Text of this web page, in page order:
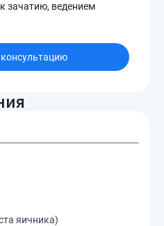
зачатию, ведением
яичника)